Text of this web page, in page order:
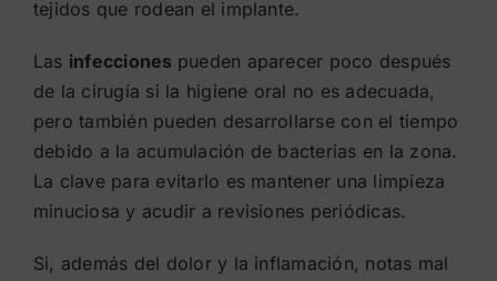
tejidos que rodean el implante.
Las infecciones pueden aparecer poco después
de la cirugía si la higiene oral no es adecuada,
pero también pueden desarrollarse con el tiempo
debido a la acumulación de bacterias en la zona.
La clave para evitarlo es mantener una limpieza
minuciosa y acudir a revisiones periódicas.
Si, además del dolor y la inflamación, notas mal